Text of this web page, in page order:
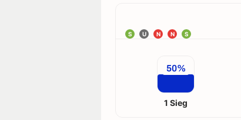
S U N N S
50%
1 Sieg